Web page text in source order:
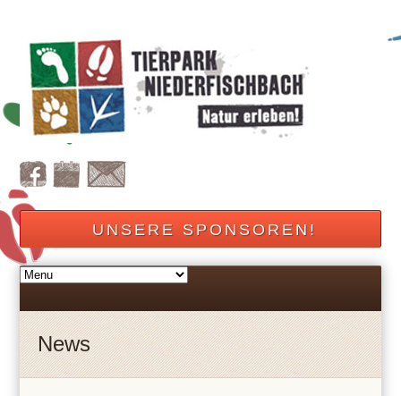
UNSERE SPONSOREN!
News